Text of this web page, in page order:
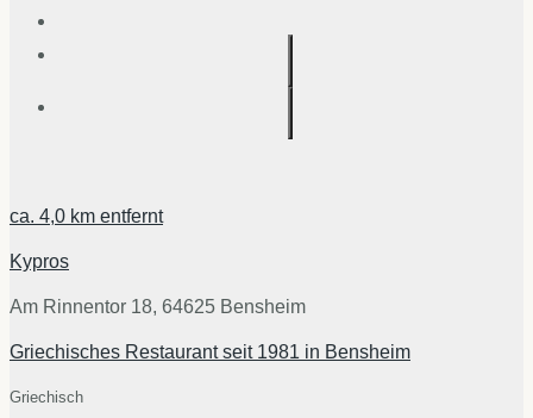
ca. 4,0 km entfernt
Kypros
Am Rinnentor 18, 64625 Bensheim
Griechisches Restaurant seit 1981 in Bensheim
Griechisch